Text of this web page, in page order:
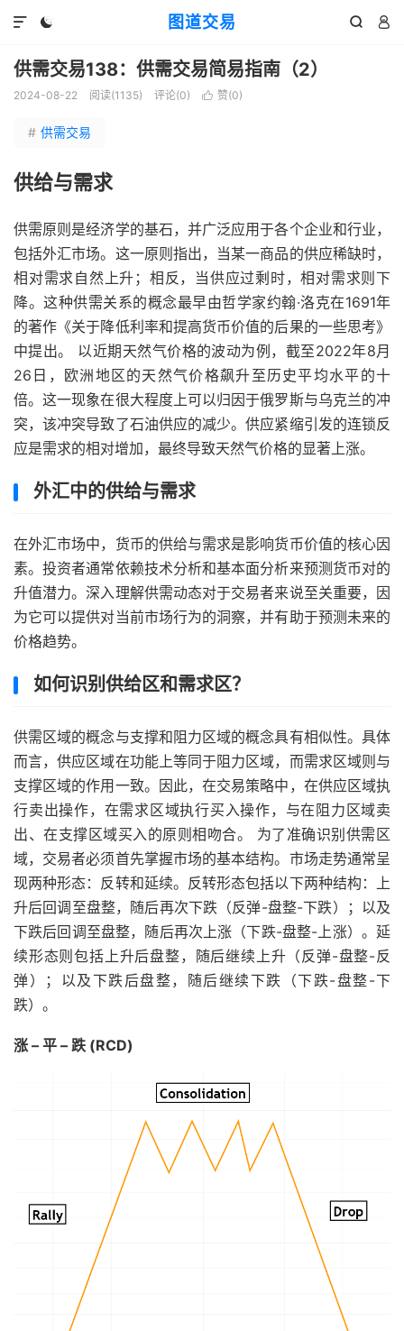
图道交易
  

供需交易138：供需交易简易指南（2）
2024-08-22 阅读(1135) 评论(0)  赞(0)
# 供需交易
供给与需求
供需原则是经济学的基石，并广泛应用于各个企业和行业，
包括外汇市场。这一原则指出，当某一商品的供应稀缺时，
相对需求自然上升；相反，当供应过剩时，相对需求则下
降。这种供需关系的概念最早由哲学家约翰·洛克在1691年
的著作《关于降低利率和提高货币价值的后果的一些思考》
中提出。 以近期天然气价格的波动为例，截至2022年8月
26日，欧洲地区的天然气价格飙升至历史平均水平的十
倍。这一现象在很大程度上可以归因于俄罗斯与乌克兰的冲
突，该冲突导致了石油供应的减少。供应紧缩引发的连锁反
应是需求的相对增加，最终导致天然气价格的显著上涨。
外汇中的供给与需求
在外汇市场中，货币的供给与需求是影响货币价值的核心因
素。投资者通常依赖技术分析和基本面分析来预测货币对的
升值潜力。深入理解供需动态对于交易者来说至关重要，因
为它可以提供对当前市场行为的洞察，并有助于预测未来的
价格趋势。
如何识别供给区和需求区？
供需区域的概念与支撑和阻力区域的概念具有相似性。具体
而言，供应区域在功能上等同于阻力区域，而需求区域则与
支撑区域的作用一致。因此，在交易策略中，在供应区域执
行卖出操作，在需求区域执行买入操作，与在阻力区域卖
出、在支撑区域买入的原则相吻合。 为了准确识别供需区
域，交易者必须首先掌握市场的基本结构。市场走势通常呈
现两种形态：反转和延续。反转形态包括以下两种结构：上
升后回调至盘整，随后再次下跌（反弹-盘整-下跌）；以及
下跌后回调至盘整，随后再次上涨（下跌-盘整-上涨）。延
续形态则包括上升后盘整，随后继续上升（反弹-盘整-反
弹）；以及下跌后盘整，随后继续下跌（下跌-盘整-下
跌）。
涨 – 平 – 跌 (RCD)